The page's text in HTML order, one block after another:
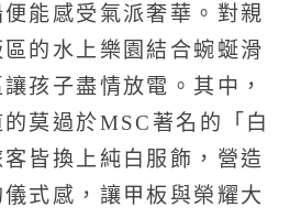
能感受氣派奢華。對親
的水上樂園結合蜿蜒滑
孩子盡情放電。其中，
莫過於MSC著名的「白
皆換上純白服飾，營造
式感，讓甲板與榮耀大